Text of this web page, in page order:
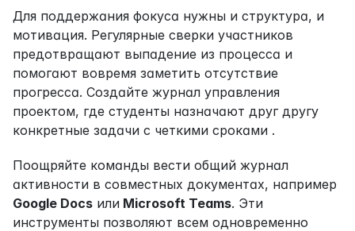
Для поддержания фокуса нужны и структура, и
мотивация. Регулярные сверки участников
предотвращают выпадение из процесса и
помогают вовремя заметить отсутствие
прогресса. Создайте журнал управления
проектом, где студенты назначают друг другу
конкретные задачи с четкими сроками .
Поощряйте команды вести общий журнал
Google Docs или Microsoft Teams. Эти
инструменты позволяют всем одновременно